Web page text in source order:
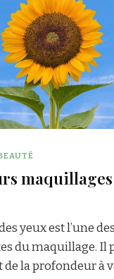
yeux est l’une
du maquillage. Il
la profondeur à